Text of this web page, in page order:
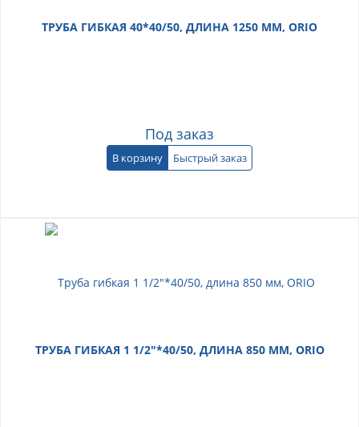
ТРУБА ГИБКАЯ 40*40/50, ДЛИНА 1250 ММ, ORIO
Под заказ
В корзину Быстрый заказ
ТРУБА ГИБКАЯ 1 1/2"*40/50, ДЛИНА 850 ММ, ORIO